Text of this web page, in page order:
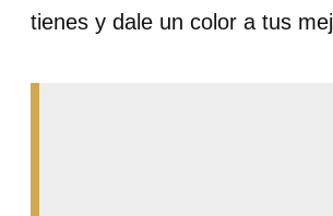
tienes y dale un color a tus